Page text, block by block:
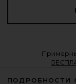
ПОДРОБНОСТИ